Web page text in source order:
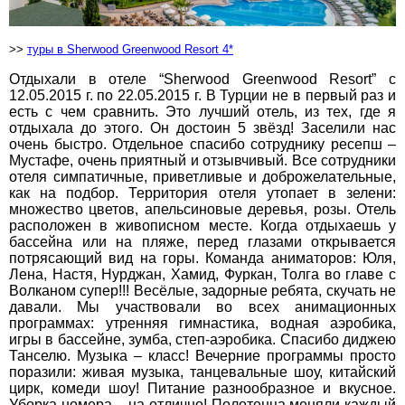
+38 (067) 180-32-43,
+38 (099) 180-32-43,
+38 (093) 180-32-43 ,
0800 33 01 80
dp_city@aventour.ua
Пн. - Пт. 9:00 - 18:00
Сб 10:00 - 15:00
Запоріжжя
пр. Соборний 216
+38 (067) 180-32-43,
+38 (099) 180-32-43,
+38 (093) 180-32-43,
>> туры в Sherwood Greenwood Resort 4*
Отдыхали в отеле “Sherwood Greenwood Resort” с
12.05.2015 г. по 22.05.2015 г. В Турции не в первый раз и
есть с чем сравнить. Это лучший отель, из тех, где я
отдыхала до этого. Он достоин 5 звёзд! Заселили нас
очень быстро. Отдельное спасибо сотруднику ресепш –
Мустафе, очень приятный и отзывчивый. Все сотрудники
отеля симпатичные, приветливые и доброжелательные,
как на подбор. Территория отеля утопает в зелени:
множество цветов, апельсиновые деревья, розы. Отель
расположен в живописном месте. Когда отдыхаешь у
бассейна или на пляже, перед глазами открывается
потрясающий вид на горы. Команда аниматоров: Юля,
Лена, Настя, Нурджан, Хамид, Фуркан, Толга во главе с
Волканом супер!!! Весёлые, задорные ребята, скучать не
давали. Мы участвовали во всех анимационных
программах: утренняя гимнастика, водная аэробика,
игры в бассейне, зумба, степ-аэробика. Спасибо диджею
Танселю. Музыка – класс! Вечерние программы просто
поразили: живая музыка, танцевальные шоу, китайский
цирк, комеди шоу! Питание разнообразное и вкусное.
×
*ВАШЕ ІМ'Я
*E-MAIL
*ТЕЛЕФОН
ДЕ ПРОЖИВАЄТЕ
ПРИМІТКИ